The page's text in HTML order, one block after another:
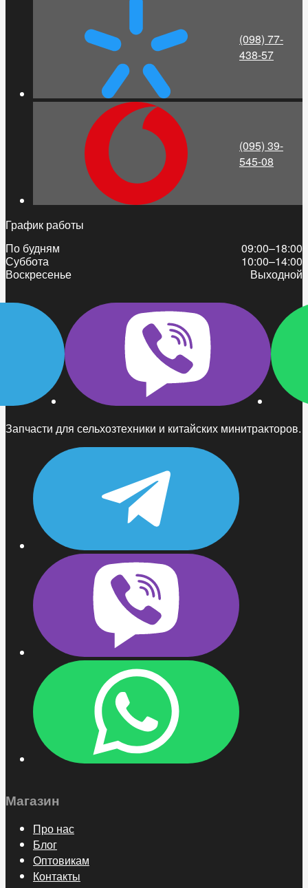
Запчасти для сельхозтехники и китайских минитракторов.
Магазин
Про нас
Блог
Оптовикам
Контакты
(098) 77-
438-57
(095) 39-
545-08
График работы
По будням
09:00–18:00
Суббота
10:00–14:00
Воскресенье
Выходной